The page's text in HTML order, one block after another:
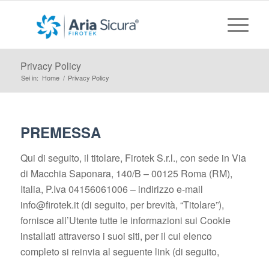
Privacy Policy
Sei in: Home / Privacy Policy
PREMESSA
Qui di seguito, il titolare, Firotek S.r.l., con sede in Via
di Macchia Saponara, 140/B – 00125 Roma (RM),
Italia, P.Iva 04156061006 – indirizzo e-mail
info@firotek.it (di seguito, per brevità, “Titolare”),
fornisce all’Utente tutte le informazioni sui Cookie
installati attraverso i suoi siti, per il cui elenco
completo si reinvia al seguente link (di seguito,